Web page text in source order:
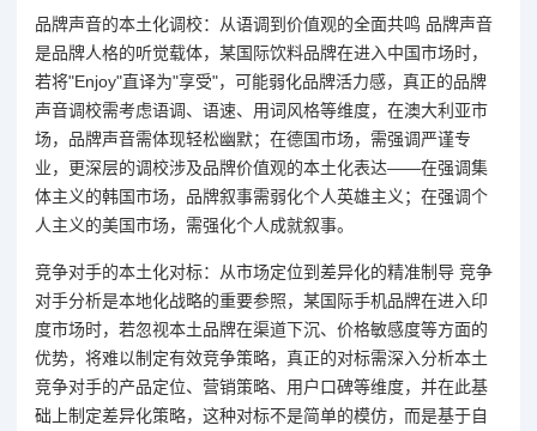
品牌声音的本土化调校：从语调到价值观的全面共鸣 品牌声音
是品牌人格的听觉载体，某国际饮料品牌在进入中国市场时，
若将"Enjoy"直译为"享受"，可能弱化品牌活力感，真正的品牌
声音调校需考虑语调、语速、用词风格等维度，在澳大利亚市
场，品牌声音需体现轻松幽默；在德国市场，需强调严谨专
业，更深层的调校涉及品牌价值观的本土化表达——在强调集
体主义的韩国市场，品牌叙事需弱化个人英雄主义；在强调个
人主义的美国市场，需强化个人成就叙事。
竞争对手的本土化对标：从市场定位到差异化的精准制导 竞争
对手分析是本地化战略的重要参照，某国际手机品牌在进入印
度市场时，若忽视本土品牌在渠道下沉、价格敏感度等方面的
优势，将难以制定有效竞争策略，真正的对标需深入分析本土
竞争对手的产品定位、营销策略、用户口碑等维度，并在此基
础上制定差异化策略，这种对标不是简单的模仿，而是基于自